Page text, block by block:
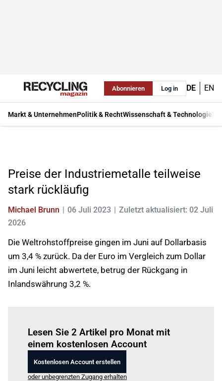
Abonnieren Log in DE EN
Markt & UnternehmenPolitik & RechtWissenschaft & Technologie
Preise der Industriemetalle teilweise
stark rückläufig
Michael Brunn 06 Juli 2023
Zuletzt aktualisiert: 02 Juli
2026
Die Weltrohstoffpreise gingen im Juni auf Dollarbasis
um 3,4 % zurück. Da der Euro im Vergleich zum Dollar
im Juni leicht abwertete, betrug der Rückgang in
Inlandswährung 3,2 %.
Lesen Sie 2 Artikel pro Monat mit
einem kostenlosen Account
Kostenlosen Account erstellen
oder unbegrenzten Zugang erhalten